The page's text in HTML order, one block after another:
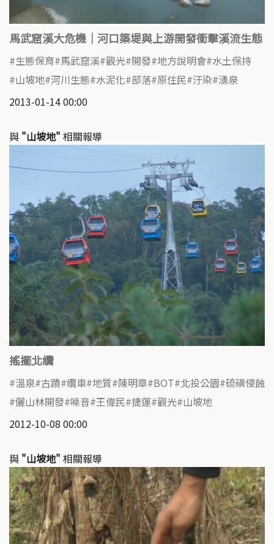
馬武窟溪大危機｜河口築堤與上游開發衝擊溪流生態
生態保育 馬武窟溪 觀光 開發 地方說明會 水土保持
山坡地 河川生態 水泥化 部落 原住民 汙染 湧泉
2013-01-14 00:00
與 "山坡地" 相關報導
搖擺北纜
溫泉 古蹟 纜車 地質 陳明章 BOT 北投公園 硫磺侵蝕
儷山林開發 噪音 王偉民 捷運 觀光 山坡地
2012-10-08 00:00
與 "山坡地" 相關報導